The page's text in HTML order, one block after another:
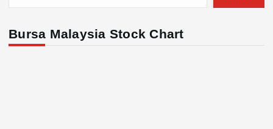
Bursa Malaysia Stock Chart